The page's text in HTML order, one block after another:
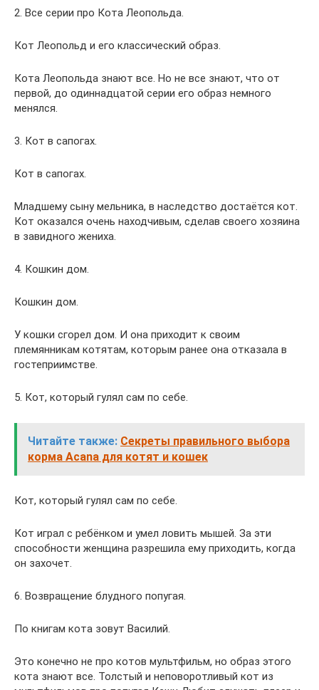
2. Все серии про Кота Леопольда.
Кот Леопольд и его классический образ.
Кота Леопольда знают все. Но не все знают, что от
первой, до одиннадцатой серии его образ немного
менялся.
3. Кот в сапогах.
Кот в сапогах.
Младшему сыну мельника, в наследство достаётся кот.
Кот оказался очень находчивым, сделав своего хозяина
в завидного жениха.
4. Кошкин дом.
Кошкин дом.
У кошки сгорел дом. И она приходит к своим
племянникам котятам, которым ранее она отказала в
гостеприимстве.
5. Кот, который гулял сам по себе.
Читайте также: Секреты правильного выбора
корма Acana для котят и кошек
Кот, который гулял сам по себе.
Кот играл с ребёнком и умел ловить мышей. За эти
способности женщина разрешила ему приходить, когда
он захочет.
6. Возвращение блудного попугая.
По книгам кота зовут Василий.
Это конечно не про котов мультфильм, но образ этого
кота знают все. Толстый и неповоротливый кот из